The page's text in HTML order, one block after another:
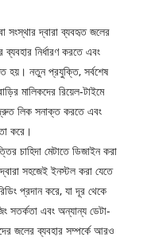
সংস্থার দ্বারা ব্যবহৃত জলের
নির্ধারণ করতে এবং
হয়। নতুন প্রযুক্তি, সর্বশেষ
মালিকদের রিয়েল-টাইমে
দ্রুত লিক সনাক্ত করতে এবং
করে।
চাহিদা মেটাতে ডিজাইন করা
সহজেই ইনস্টল করা যেতে
প্রদান করে, যা দূর থেকে
সতর্কতা এবং অন্যান্য ডেটা-
জলের ব্যবহার সম্পর্কে আরও